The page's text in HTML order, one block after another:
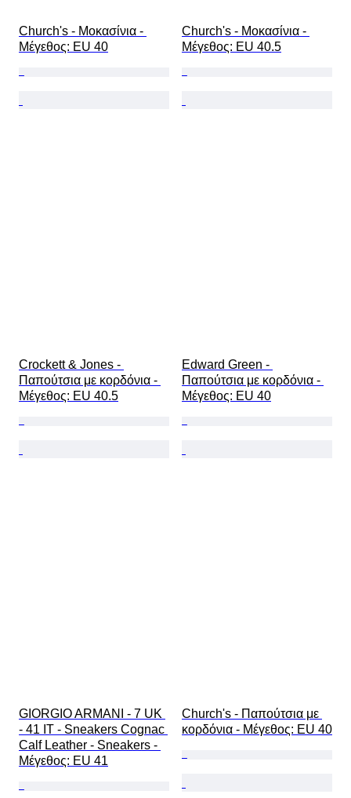
Church's - Μοκασίνια -
Mέγεθος: EU 40
Church's - Μοκασίνια -
Mέγεθος: EU 40.5
Crockett & Jones -
Παπούτσια με κορδόνια -
Mέγεθος: EU 40.5
Edward Green -
Παπούτσια με κορδόνια -
Mέγεθος: EU 40
GIORGIO ARMANI - 7 UK
- 41 IT - Sneakers Cognac
Calf Leather - Sneakers -
Mέγεθος: EU 41
Church's - Παπούτσια με
κορδόνια - Mέγεθος: EU 40